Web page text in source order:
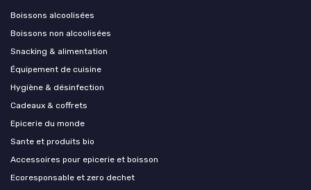
Boissons alcoolisées
Boissons non alcoolisées
Snacking & alimentation
Équipement de cuisine
Hygiène & désinfection
Cadeaux & coffrets
Epicerie du monde
Sante et produits bio
Accessoires pour epicerie et boisson
Ecoresponsable et zero dechet